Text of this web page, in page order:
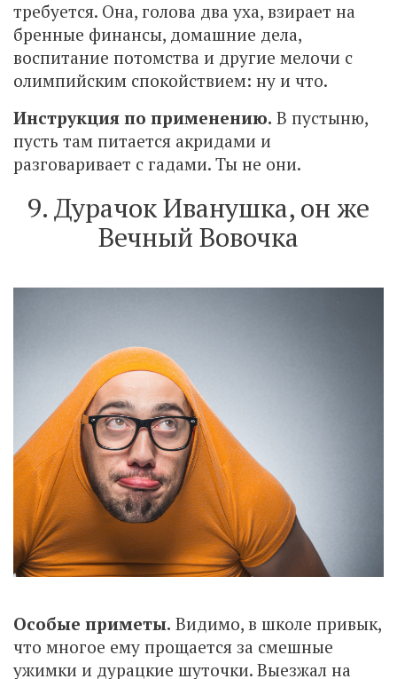
требуется. Она, голова два уха, взирает на
бренные финансы, домашние дела,
воспитание потомства и другие мелочи с
олимпийским спокойствием: ну и что.
Инструкция по применению. В пустыню,
пусть там питается акридами и
разговаривает с гадами. Ты не они.
9. Дурачок Иванушка, он же
Вечный Вовочка
Особые приметы. Видимо, в школе привык,
что многое ему прощается за смешные
ужимки и дурацкие шуточки. Выезжал на